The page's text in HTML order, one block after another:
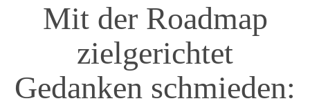
Mit der Roadmap
zielgerichtet
Gedanken schmieden: